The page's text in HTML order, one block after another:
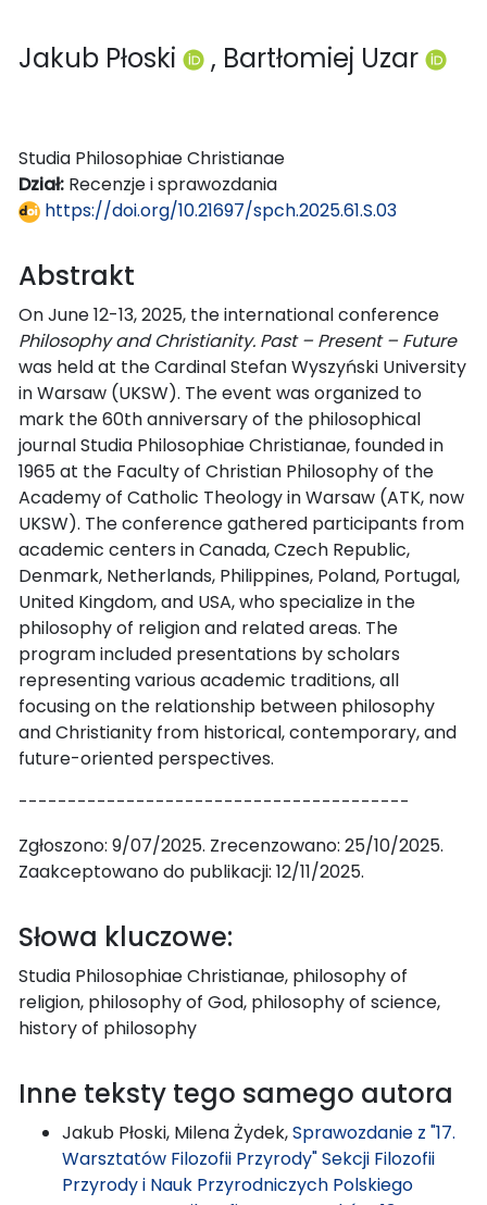
Jakub Płoski , Bartłomiej Uzar
Studia Philosophiae Christianae
Dział: Recenzje i sprawozdania
https://doi.org/10.21697/spch.2025.61.S.03
Abstrakt
On June 12-13, 2025, the international conference
Philosophy and Christianity. Past – Present – Future
was held at the Cardinal Stefan Wyszyński University
in Warsaw (UKSW). The event was organized to
mark the 60th anniversary of the philosophical
journal Studia Philosophiae Christianae, founded in
1965 at the Faculty of Christian Philosophy of the
Academy of Catholic Theology in Warsaw (ATK, now
UKSW). The conference gathered participants from
academic centers in Canada, Czech Republic,
Denmark, Netherlands, Philippines, Poland, Portugal,
United Kingdom, and USA, who specialize in the
philosophy of religion and related areas. The
program included presentations by scholars
representing various academic traditions, all
focusing on the relationship between philosophy
and Christianity from historical, contemporary, and
future-oriented perspectives.
----------------------------------------
Zgłoszono: 9/07/2025. Zrecenzowano: 25/10/2025.
Zaakceptowano do publikacji: 12/11/2025.
Słowa kluczowe:
Studia Philosophiae Christianae, philosophy of
religion, philosophy of God, philosophy of science,
history of philosophy
Inne teksty tego samego autora
Jakub Płoski, Milena Żydek,Sprawozdanie z "17.
Warsztatów Filozofii Przyrody" Sekcji Filozofii
Przyrody i Nauk Przyrodniczych Polskiego